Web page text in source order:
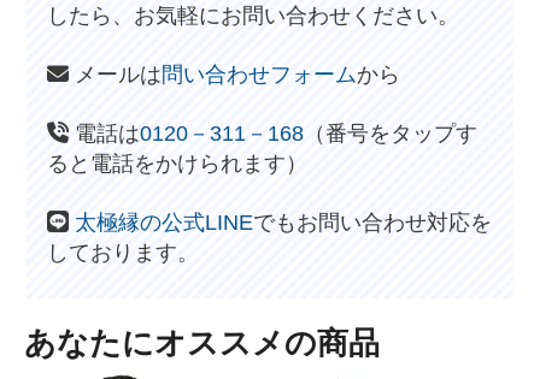
したら、お気軽にお問い合わせください。
メールは問い合わせフォームから
電話は0120－311－168 （番号をタップす
ると電話をかけられます）
太極縁の公式LINEでもお問い合わせ対応を
しております。
あなたにオススメの商品